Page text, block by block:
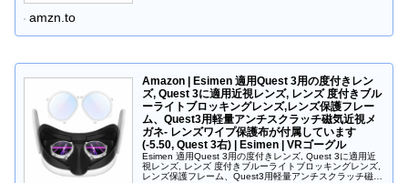
amzn.to
Amazon | Esimen 適用Quest 3用の度付きレン
ズ, Quest 3に適用近視レンズ, レンズ 度付きブル
ーライトブロッキングレンズ,レンズ保護フレー
ム、Quest3用軽量アンチスクラッチ磁気近視メ
ガネ- レンズワイプ保護布が付属しています
(-5.50, Quest 3右) | Esimen | VRゴーグル
Esimen 適用Quest 3用の度付きレンズ, Quest 3に適用近
視レンズ, レンズ 度付きブルーライトブロッキングレンズ,
レンズ保護フレーム、Quest3用軽量アンチスクラッチ磁気